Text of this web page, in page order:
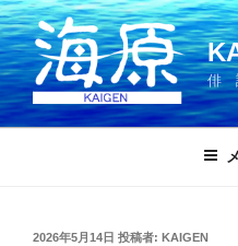
コ
ン
テ
ン
ツ
俳
投
2026年5月14日 投稿者: KAIGEN